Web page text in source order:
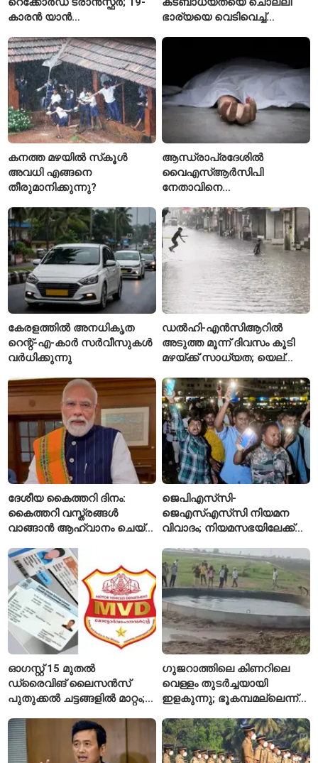
കാരൻ യാൻ
സ്വന്തമാക്കി സ്പാനിഷ്
വമ്പന്മാർ
ഭാര്യയെ വെടിവെച്ച്
കൊലപാതകം
കനത്ത മഴയിൽ സ്‌കൂൾ
അവധി എങ്ങനെ
തീരുമാനിക്കുന്നു?
ആന്ധ്രാപ്രദേശിൽ
വൈഎസ്ആർസിപി
നേതാവിനെ
അന്വേഷണം ആരംഭിച്ച്
പൊലീസ്
കേരളത്തിൽ അനധികൃത
റെന്റ്-എ-കാർ സർവീസുകൾ
വർധിക്കുന്നു
ഡൽഹി-എൻസിആറിൽ
അടുത്ത മൂന്ന് ദിവസം കൂടി
മഴയ്ക്ക് സാധ്യത; യെല്ലോ
ഐഎംഡി
ദേശീയ കൈത്തറി ദിനം:
കൈത്തറി വസ്ത്രങ്ങൾ
വാങ്ങാൻ ആഹ്വാനം ചെയ്ത്
ജെപിഎസ്‌സി-
ജെഎസ്എസ്‌സി നിയമന
വിവാദം; നിയമസഭയിലേക്ക്
ഓഗസ്റ്റ് 15 മുതൽ
ഡ്രൈവിങ് ലൈസൻസ്
പുതുക്കൽ ചട്ടങ്ങളിൽ മാറ്റം;
അറിയേണ്ട രണ്ട് പ്രധാന
കാര്യങ്ങൾ
ഗുജറാത്തിലെ കിണറിലെ
വെള്ളം തുടർച്ചയായി
ഇളകുന്നു; ഭൂകമ്പമല്ലെന്ന്